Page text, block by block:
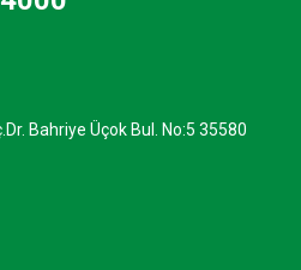
Bahriye Üçok Bul. No:5 35580